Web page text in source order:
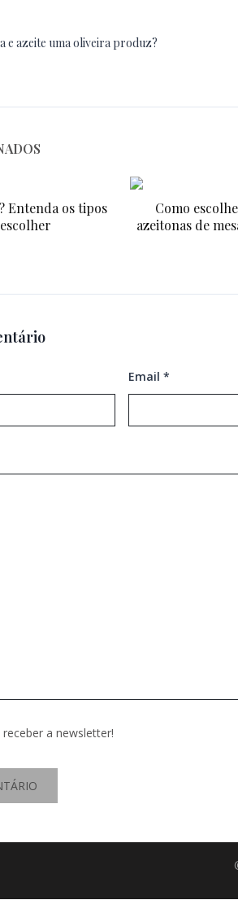
e azeite uma oliveira produz?
Entenda os tipos
Como
azeitonas de
Email *
a newsletter!